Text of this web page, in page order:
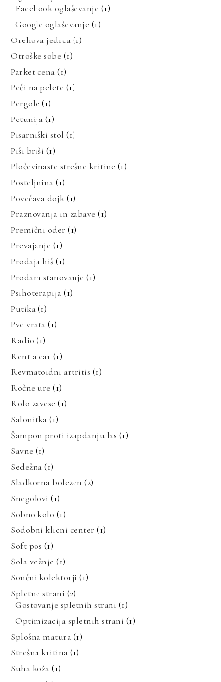
Facebook oglaševanje (1)
Google oglaševanje (1)
Orehova jedrca (1)
Otroške sobe (1)
Parket cena (1)
Peči na pelete (1)
Pergole (1)
Petunija (1)
Pisarniški stol (1)
Piši briši (1)
Pločevinaste strešne kritine (1)
Posteljnina (1)
Povečava dojk (1)
Praznovanja in zabave (1)
Premični oder (1)
Prevajanje (1)
Prodaja hiš (1)
Prodam stanovanje (1)
Psihoterapija (1)
Putika (1)
Pvc vrata (1)
Radio (1)
Rent a car (1)
Revmatoidni artritis (1)
Ročne ure (1)
Rolo zavese (1)
Salonitka (1)
Šampon proti izapdanju las (1)
Savne (1)
Sedežna (1)
Sladkorna bolezen (2)
Snegolovi (1)
Sobno kolo (1)
Sodobni klicni center (1)
Soft pos (1)
Šola vožnje (1)
Sončni kolektorji (1)
Spletne strani (2)
Gostovanje spletnih strani (1)
Optimizacija spletnih strani (1)
Splošna matura (1)
Strešna kritina (1)
Suha koža (1)